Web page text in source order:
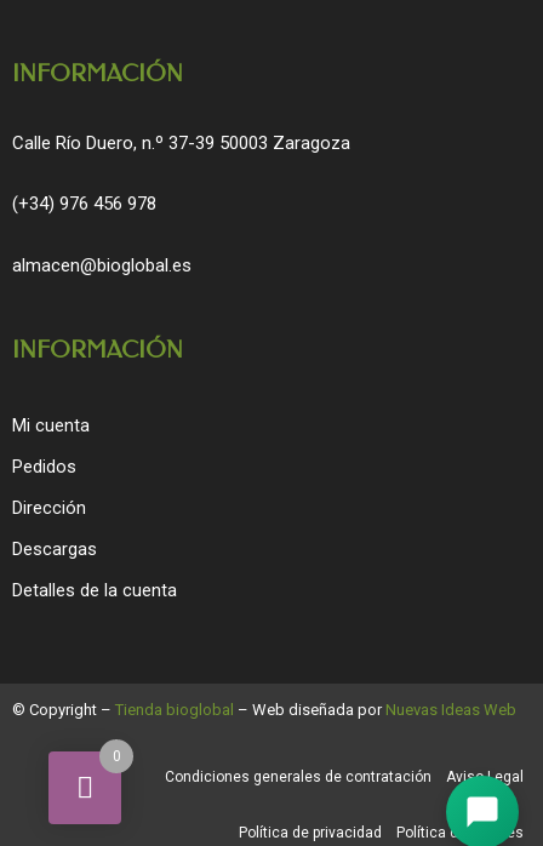
INFORMACIÓN
Calle Río Duero, n.º 37-39 50003 Zaragoza
(+34) 976 456 978
almacen@bioglobal.es
INFORMACIÓN
Mi cuenta
Pedidos
Dirección
Descargas
Detalles de la cuenta
© Copyright – Tienda bioglobal – Web diseñada por Nuevas Ideas Web
Condiciones generales de contratación Aviso Legal
Política de privacidad Política de cookies
0